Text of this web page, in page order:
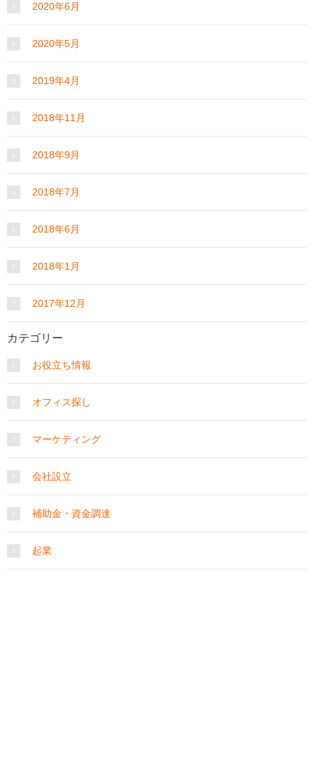
2020年6月
2020年5月
2019年4月
2018年11月
2018年9月
2018年7月
2018年6月
2018年1月
2017年12月
カテゴリー
お役立ち情報
オフィス探し
マーケティング
会社設立
補助金・資金調達
起業